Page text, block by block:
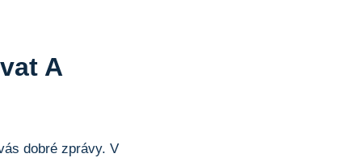
A
dobré‌ zprávy. V